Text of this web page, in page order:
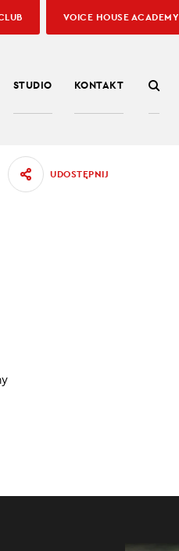
STUDIO KONTAKT
VOICE HOUSE ACADEMY
UDOSTĘPNIJ